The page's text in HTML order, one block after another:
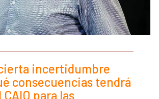
incertidumbre
consecuencias tendrá
para las